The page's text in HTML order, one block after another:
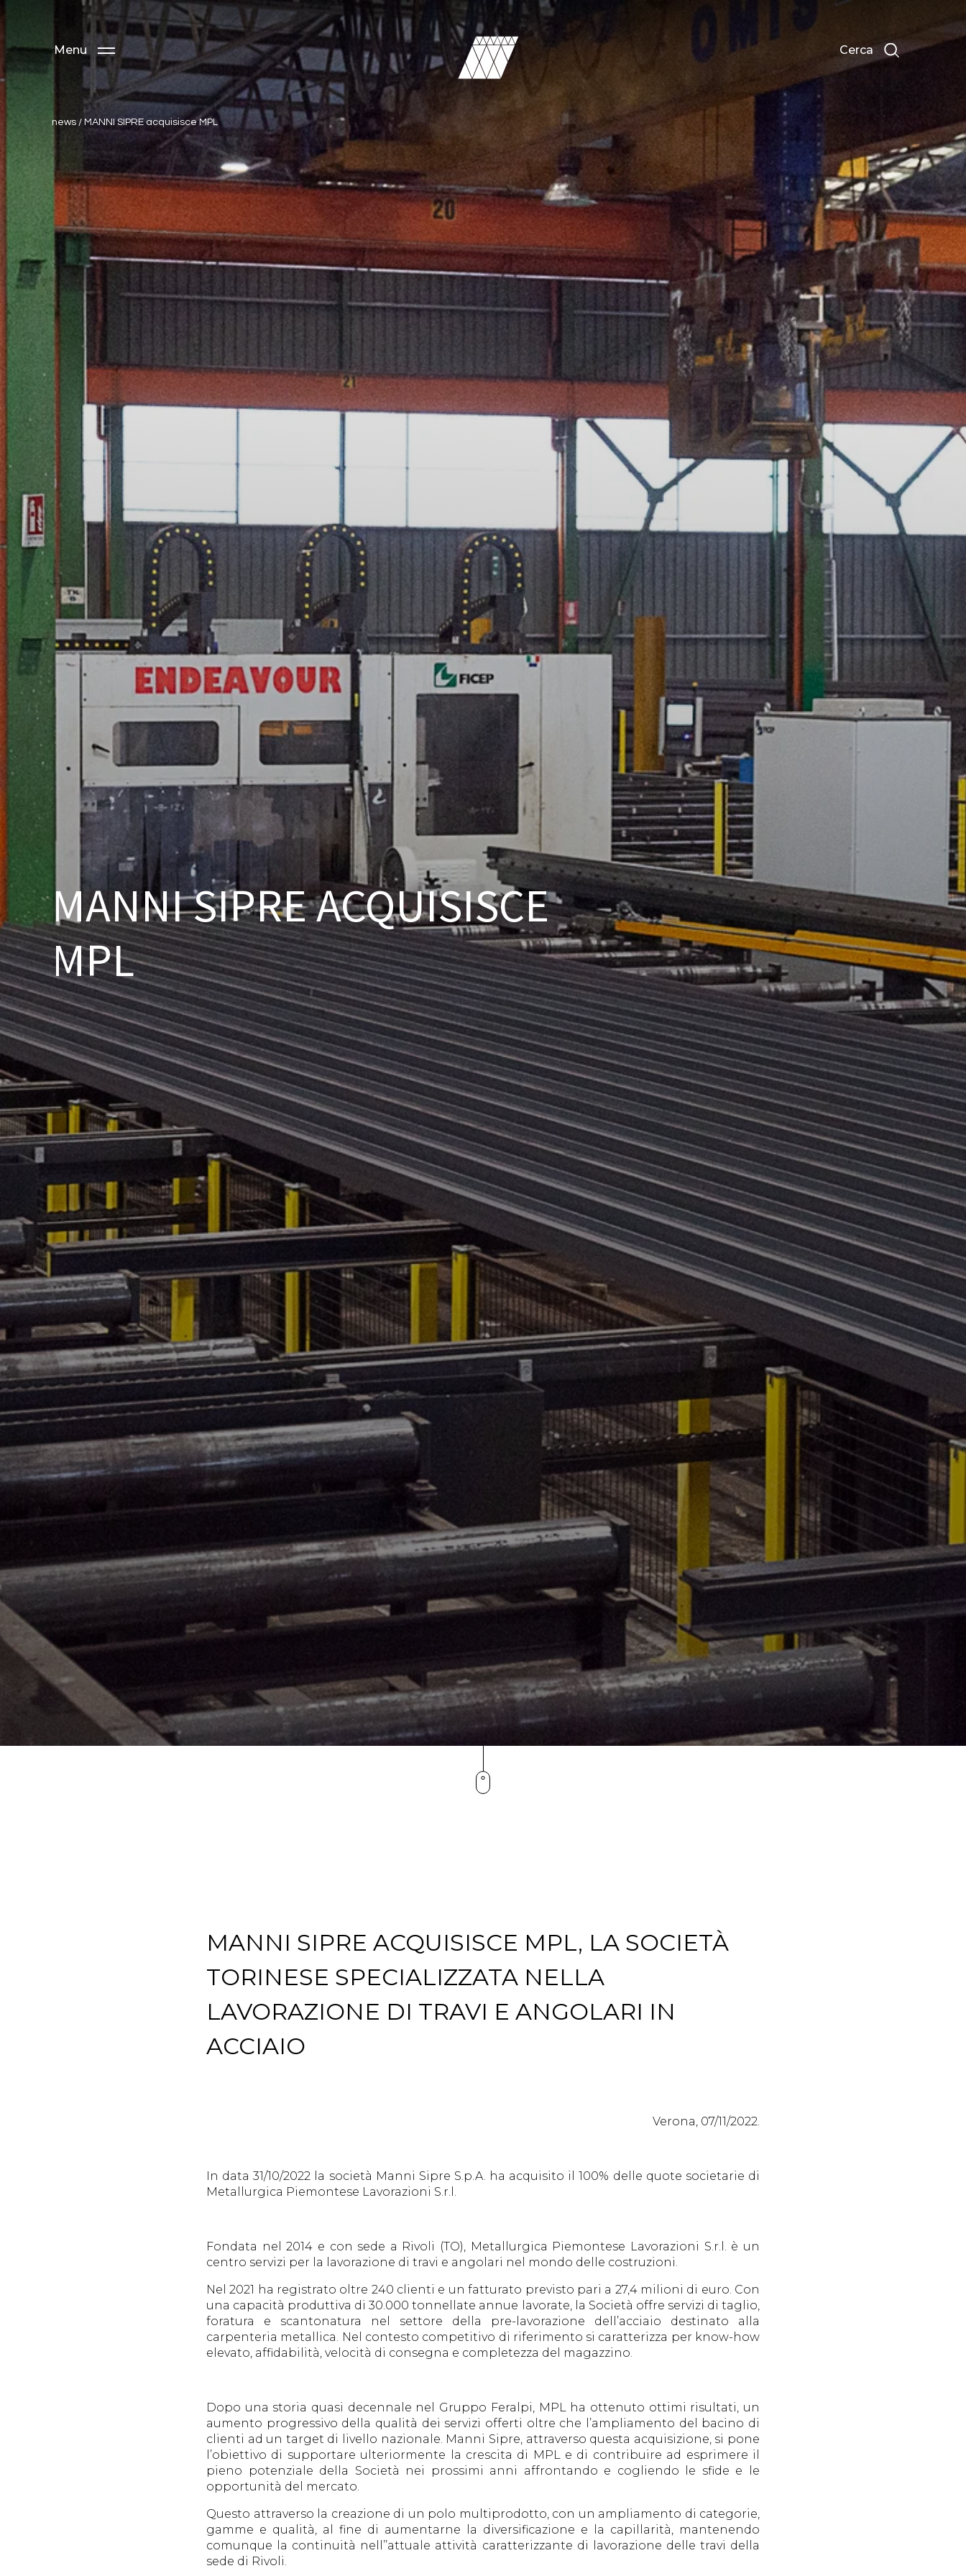
Menu Cerca
Accedi
news / MANNI SIPRE acquisisce MPL
MANNI SIPRE ACQUISISCE
MPL
MANNI SIPRE ACQUISISCE MPL, LA SOCIETÀ
TORINESE SPECIALIZZATA NELLA
LAVORAZIONE DI TRAVI E ANGOLARI IN
ACCIAIO
Verona, 07/11/2022.
In data 31/10/2022 la società Manni Sipre S.p.A. ha acquisito il 100% delle quote societarie di
Metallurgica Piemontese Lavorazioni S.r.l.
Fondata nel 2014 e con sede a Rivoli (TO), Metallurgica Piemontese Lavorazioni S.r.l. è un
centro servizi per la lavorazione di travi e angolari nel mondo delle costruzioni.
Nel 2021 ha registrato oltre 240 clienti e un fatturato previsto pari a 27,4 milioni di euro. Con
una capacità produttiva di 30.000 tonnellate annue lavorate, la Società offre servizi di taglio,
foratura e scantonatura nel settore della pre-lavorazione dell’acciaio destinato alla
carpenteria metallica. Nel contesto competitivo di riferimento si caratterizza per know-how
elevato, affidabilità, velocità di consegna e completezza del magazzino.
Dopo una storia quasi decennale nel Gruppo Feralpi, MPL ha ottenuto ottimi risultati, un
aumento progressivo della qualità dei servizi offerti oltre che l’ampliamento del bacino di
clienti ad un target di livello nazionale. Manni Sipre, attraverso questa acquisizione, si pone
l’obiettivo di supportare ulteriormente la crescita di MPL e di contribuire ad esprimere il
pieno potenziale della Società nei prossimi anni affrontando e cogliendo le sfide e le
opportunità del mercato.
Questo attraverso la creazione di un polo multiprodotto, con un ampliamento di categorie,
gamme e qualità, al fine di aumentarne la diversificazione e la capillarità, mantenendo
comunque la continuità nell’’attuale attività caratterizzante di lavorazione delle travi della
sede di Rivoli.